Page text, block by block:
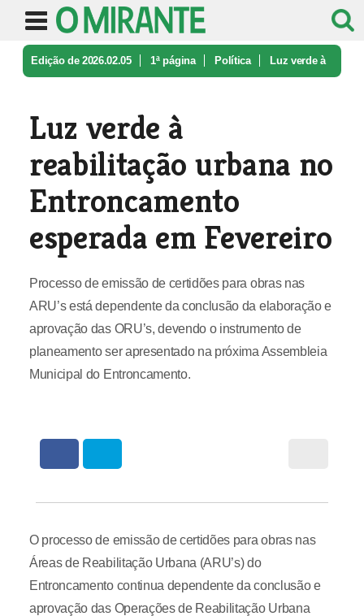
Edição de 2026.02.05 1ª página Política Luz verde à
Luz verde à
reabilitação urbana no
Entroncamento
esperada em Fevereiro
Processo de emissão de certidões para obras nas
ARU’s está dependente da conclusão da elaboração e
aprovação das ORU’s, devendo o instrumento de
planeamento ser apresentado na próxima Assembleia
Municipal do Entroncamento.
O processo de emissão de certidões para obras nas
Áreas de Reabilitação Urbana (ARU’s) do
Entroncamento continua dependente da conclusão e
aprovação das Operações de Reabilitação Urbana